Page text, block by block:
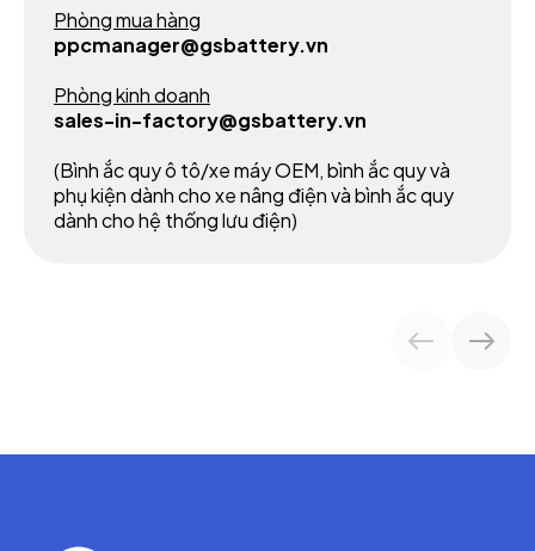
Phòng mua hàng
ppcmanager@gsbattery.vn
Phòng kinh doanh
sales-in-factory@gsbattery.vn
(Bình ắc quy ô tô/xe máy OEM, bình ắc quy và
phụ kiện dành cho xe nâng điện và bình ắc quy
dành cho hệ thống lưu điện)